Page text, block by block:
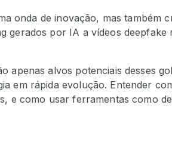
onda de inovação, mas também
gerados por IA a vídeos deepfake
apenas alvos potenciais desses
em rápida evolução. Entender
e como usar ferramentas como